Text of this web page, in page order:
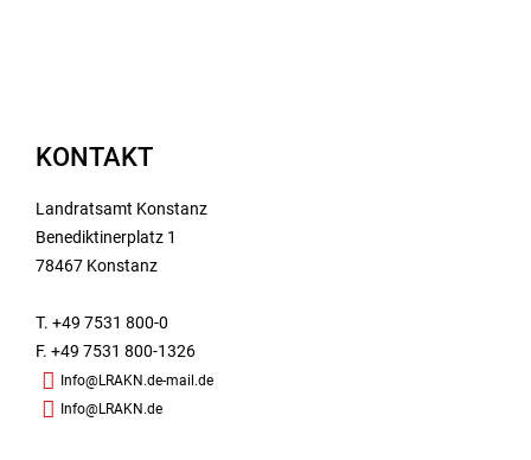
KONTAKT
Landratsamt Konstanz
Benediktinerplatz 1
78467 Konstanz
T. +49 7531 800-0
F. +49 7531 800-1326
Info@LRAKN.de-mail.de
Info@LRAKN.de